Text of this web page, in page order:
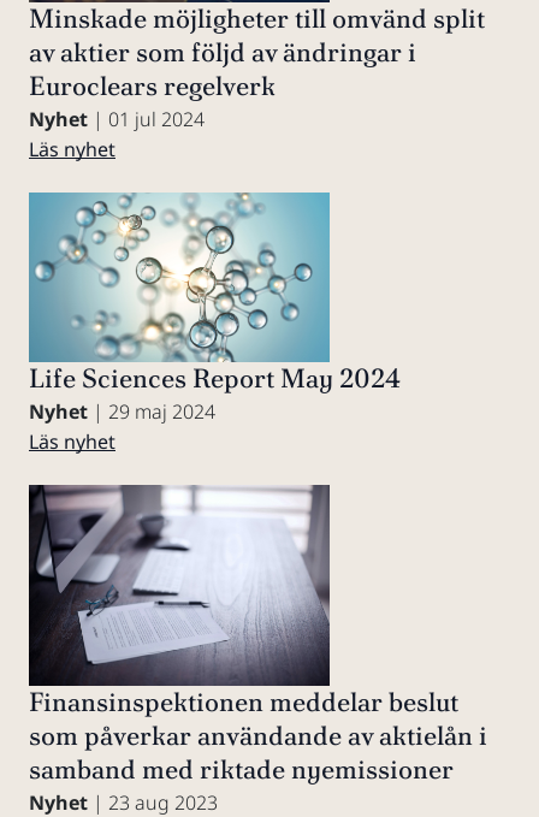
Nyhet | 01 jul 2024
Minskade möjligheter till omvänd split
av aktier som följd av ändringar i
Euroclears regelverk
Läs nyhet
Nyhet | 29 maj 2024
Life Sciences Report May 2024
Läs nyhet
Nyhet | 23 aug 2023
Finansinspektionen meddelar beslut
som påverkar användande av aktielån i
samband med riktade nyemissioner